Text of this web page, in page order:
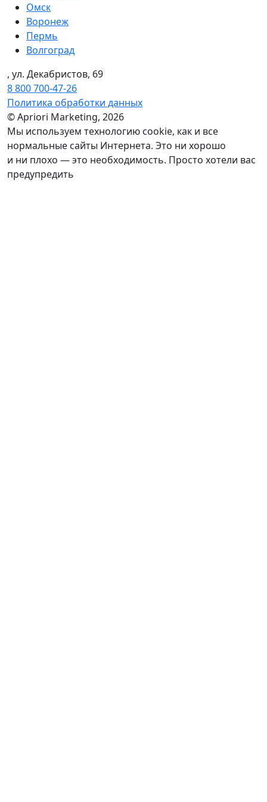
Омск
Воронеж
Пермь
Волгоград
, ул. Декабристов, 69
8 800 700-47-26
Политика обработки данных
© Apriori Marketing, 2026
Мы используем технологию сookie, как и все
нормальные сайты Интернета. Это ни хорошо
и ни плохо — это необходимость. Просто хотели вас
предупредить